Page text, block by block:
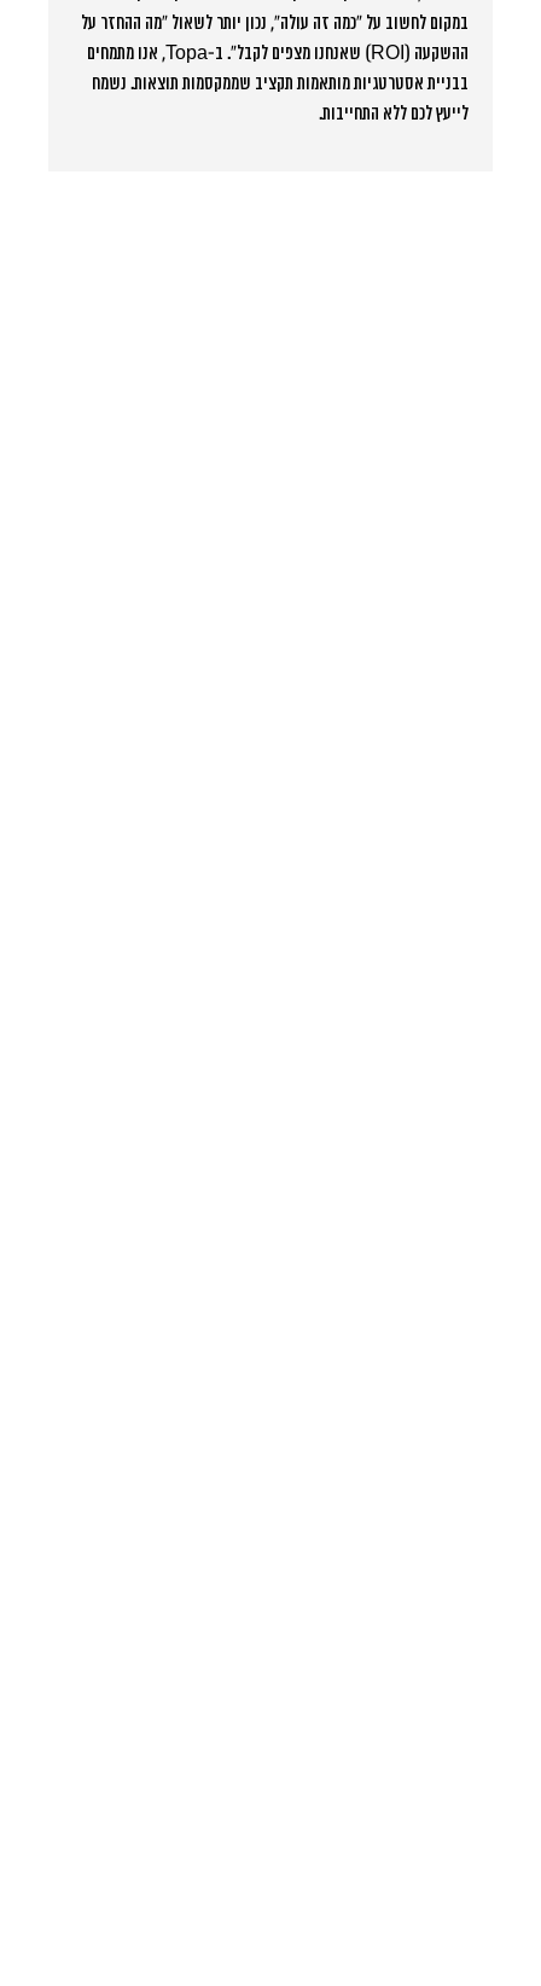
במקום לחשוב על “כמה זה עולה”, נכון יותר לשאול “מה ההחזר על
ההשקעה (ROI) שאנחנו מצפים לקבל”. ב-Topa, אנו מתמחים
בבניית אסטרטגיות מותאמות תקציב שממקסמות תוצאות. נשמח
לייעץ לכם ללא התחייבות.